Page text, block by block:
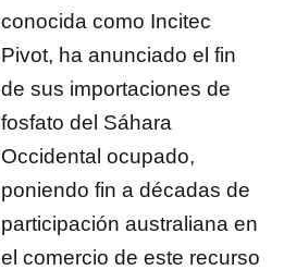
conocida como Incitec
Pivot, ha anunciado el fin
de sus importaciones de
fosfato del Sáhara
Occidental ocupado,
poniendo fin a décadas de
participación australiana en
el comercio de este recurso